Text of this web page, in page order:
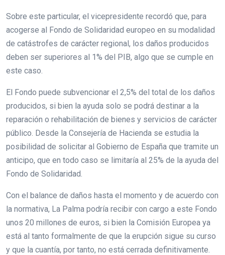
Sobre este particular, el vicepresidente recordó que, para
acogerse al Fondo de Solidaridad europeo en su modalidad
de catástrofes de carácter regional, los daños producidos
deben ser superiores al 1% del PIB, algo que se cumple en
este caso.
El Fondo puede subvencionar el 2,5% del total de los daños
producidos, si bien la ayuda solo se podrá destinar a la
reparación o rehabilitación de bienes y servicios de carácter
público. Desde la Consejería de Hacienda se estudia la
posibilidad de solicitar al Gobierno de España que tramite un
anticipo, que en todo caso se limitaría al 25% de la ayuda del
Fondo de Solidaridad.
Con el balance de daños hasta el momento y de acuerdo con
la normativa, La Palma podría recibir con cargo a este Fondo
unos 20 millones de euros, si bien la Comisión Europea ya
está al tanto formalmente de que la erupción sigue su curso
y que la cuantía, por tanto, no está cerrada definitivamente.